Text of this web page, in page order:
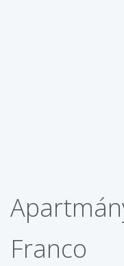
Franco